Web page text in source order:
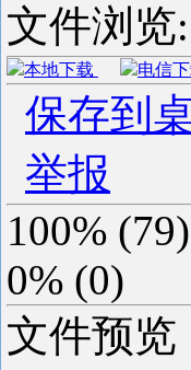
文件浏览:
本地下载 电信
保存到
举报
100% (79)
0% (0)
文件预览